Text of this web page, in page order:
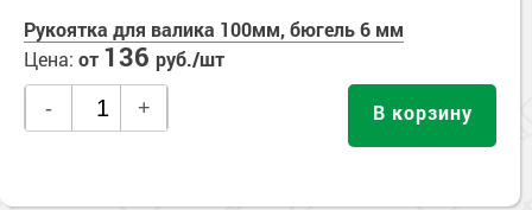
Рукоятка для валика 100мм, бюгель 6 мм
Цена: от 136 руб./шт
- + В корзину